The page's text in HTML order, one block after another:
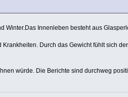
Winter.Das Innenleben besteht aus
Durch das Gewicht fühlt sich
würde. Die Berichte sind durchweg